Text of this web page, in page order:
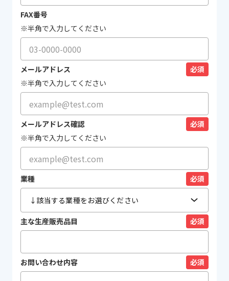
FAX番号
※半角で入力してください
メールアドレス
必須
※半角で入力してください
メールアドレス確認
必須
※半角で入力してください
業種 必須
主な生産販売品目 必須
お問い合わせ内容 必須